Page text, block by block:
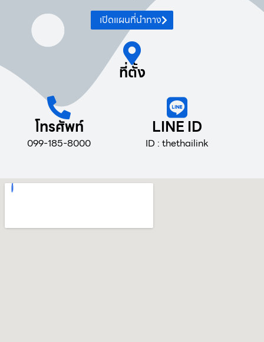
เปิดแผนที่นำทาง
ที่ตั้ง
โทรศัพท์
099-185-8000
LINE ID
ID : thethailink